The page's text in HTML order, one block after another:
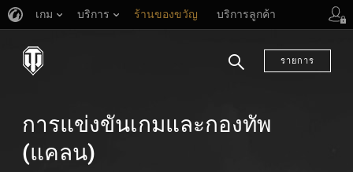
เกม บริการ ร้านของขวัญ บริการลูกค้า
รายการ
การแข่งขันเกมและกองทัพ
(แคลน)